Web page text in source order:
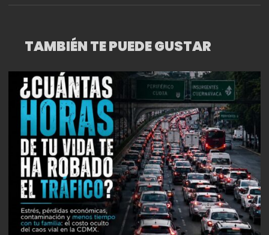
TAMBIÉN TE PUEDE GUSTAR